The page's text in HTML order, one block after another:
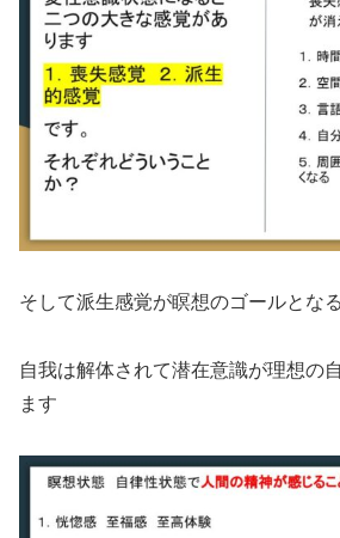
そして派生感覚が瞑想のゴールとな
自我は解体されて潜在意識が理想の
ます